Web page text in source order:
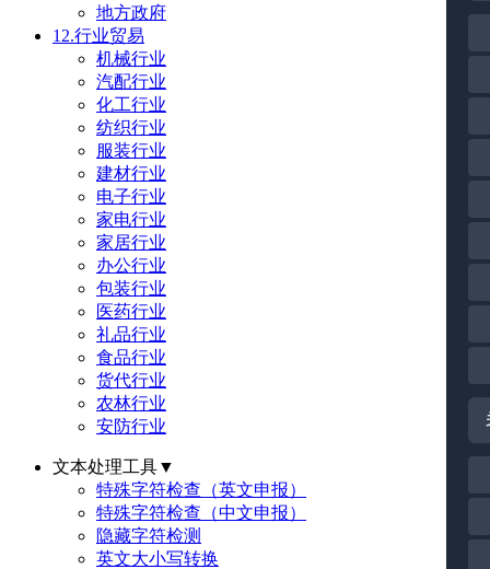
地方政府
12.行业贸易
机械行业
汽配行业
化工行业
纺织行业
服装行业
建材行业
电子行业
家电行业
家居行业
办公行业
包装行业
医药行业
礼品行业
食品行业
货代行业
农林行业
安防行业
文本处理工具▼
特殊字符检查（英文申报）
特殊字符检查（中文申报）
隐藏字符检测
英文大小写转换